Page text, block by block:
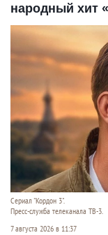
народный хит
Сериал "Кордон 3".
Пресс-служба телеканала ТВ-3.
7 августа 2026 в 11:37